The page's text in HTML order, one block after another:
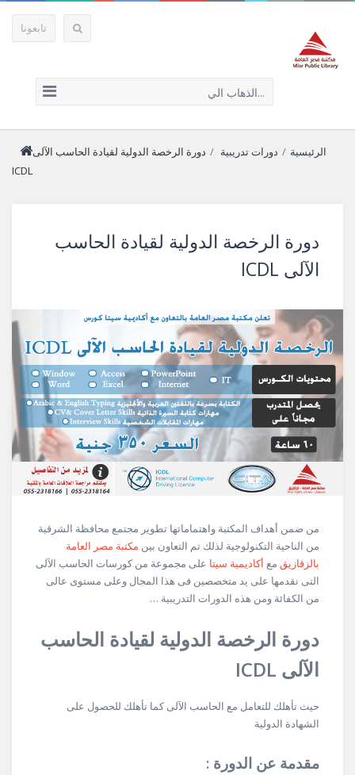
تابعونا
الذهاب الي...
الرئيسية / دورات تدريبية / دورة الرخصة الدولية لقيادة الحاسب الآلى
ICDL
دورة الرخصة الدولية لقيادة الحاسب
الآلى ICDL
من ضمن أهداف المكتبة واهتماماتها تطوير مجتمع محافظة الشرقية
من الناحية التكنولوجية لذلك تم التعاون بين مكتبة مصر العامة
بالزقازيق مع أكاديمية سيتا على مجموعة من كورسات الحاسب الآلى
التى نقدمها على يد متخصصين فى هذا المجال وعلى مستوى عالى
من الكفائة ومن هذه الدورات التدريبية …
دورة الرخصة الدولية لقيادة الحاسب
الآلى ICDL
حيث تأهلك للتعامل مع الحاسب الآلى كما تأهلك للحصول على
الشهادة الدولية
مقدمة عن الدورة :